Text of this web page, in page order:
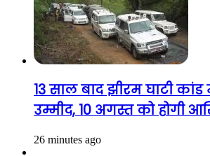
13 साल बाद झीरम घाटी
उम्मीद, 10 अगस्त को होगी
26 minutes ago